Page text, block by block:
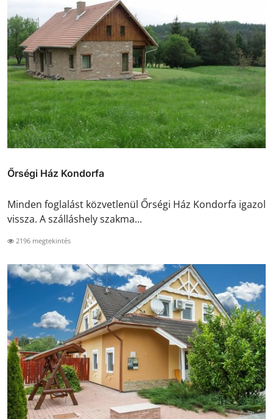
Őrségi Ház Kondorfa
Minden foglalást közvetlenül Őrségi Ház Kondorfa igazol
vissza. A szálláshely szakma...
2196 megtekintés